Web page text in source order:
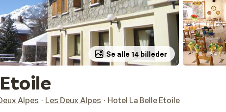
Se alle 14 billeder
Alpes Les Deux Alpes Hotel La Belle Etoile